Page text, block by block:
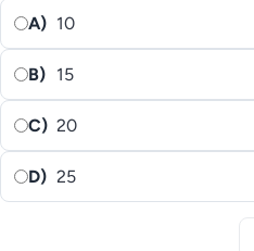
A) 10
B) 15
C) 20
D) 25